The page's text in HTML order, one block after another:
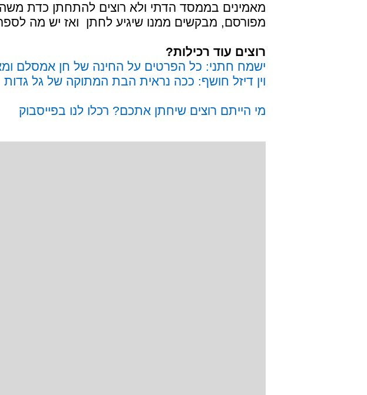
מאמינים בממסד הדתי ולא רוצים להתחתן כדת משה
מפורסם, מבקשים ממנו שיגיע לחתן  ואז יש מה
רוצים עוד רכילות?
ישמח חתני: כל הפרטים על החינה של חן אמסלם
וין דיזל חושף: ככה נראית הבת המתוקה של גל גדות
מי הייתם רוצים שיחתן אתכם? רכלו לנו בפייסבוק